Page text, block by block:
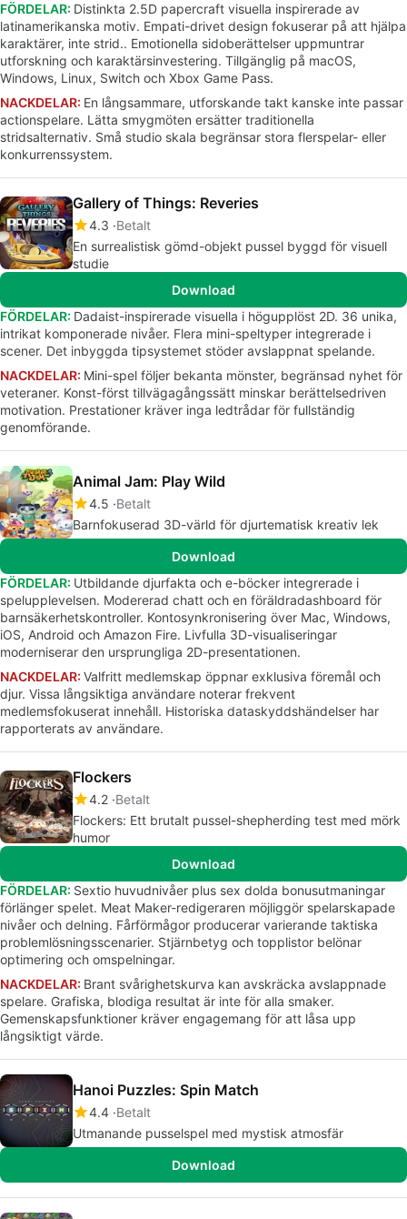
FÖRDELAR: Distinkta 2.5D papercraft visuella inspirerade av
latinamerikanska motiv. Empati-drivet design fokuserar på att hjälpa
karaktärer, inte strid.. Emotionella sidoberättelser uppmuntrar
utforskning och karaktärsinvestering. Tillgänglig på macOS,
Windows, Linux, Switch och Xbox Game Pass.
NACKDELAR: En långsammare, utforskande takt kanske inte passar
actionspelare. Lätta smygmöten ersätter traditionella
stridsalternativ. Små studio skala begränsar stora flerspelar- eller
konkurrenssystem.
Gallery of Things: Reveries
4.3 Betalt
En surrealistisk gömd-objekt pussel byggd för visuell
studie
Download
FÖRDELAR: Dadaist-inspirerade visuella i högupplöst 2D. 36 unika,
intrikat komponerade nivåer. Flera mini-speltyper integrerade i
scener. Det inbyggda tipsystemet stöder avslappnat spelande.
NACKDELAR: Mini-spel följer bekanta mönster, begränsad nyhet för
veteraner. Konst-först tillvägagångssätt minskar berättelsedriven
motivation. Prestationer kräver inga ledtrådar för fullständig
genomförande.
Animal Jam: Play Wild
4.5 Betalt
Barnfokuserad 3D-värld för djurtematisk kreativ lek
Download
FÖRDELAR: Utbildande djurfakta och e-böcker integrerade i
spelupplevelsen. Modererad chatt och en föräldradashboard för
barnsäkerhetskontroller. Kontosynkronisering över Mac, Windows,
iOS, Android och Amazon Fire. Livfulla 3D-visualiseringar
moderniserar den ursprungliga 2D-presentationen.
NACKDELAR: Valfritt medlemskap öppnar exklusiva föremål och
djur. Vissa långsiktiga användare noterar frekvent
medlemsfokuserat innehåll. Historiska dataskyddshändelser har
rapporterats av användare.
Flockers
4.2 Betalt
Flockers: Ett brutalt pussel-shepherding test med mörk
humor
Download
FÖRDELAR: Sextio huvudnivåer plus sex dolda bonusutmaningar
förlänger spelet. Meat Maker-redigeraren möjliggör spelarskapade
nivåer och delning. Fårförmågor producerar varierande taktiska
problemlösningsscenarier. Stjärnbetyg och topplistor belönar
optimering och omspelningar.
NACKDELAR: Brant svårighetskurva kan avskräcka avslappnade
spelare. Grafiska, blodiga resultat är inte för alla smaker.
Gemenskapsfunktioner kräver engagemang för att låsa upp
långsiktigt värde.
Hanoi Puzzles: Spin Match
4.4 Betalt
Utmanande pusselspel med mystisk atmosfär
Download